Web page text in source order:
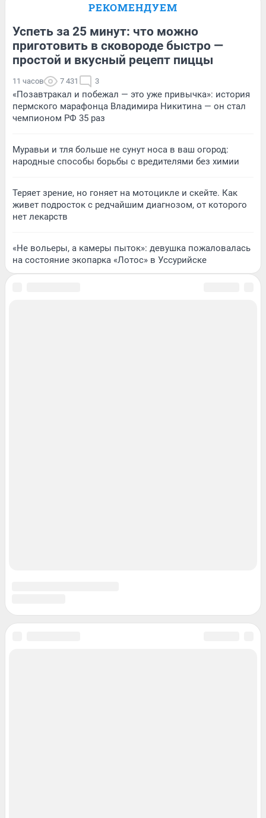
РЕКОМЕНДУЕМ
Успеть за 25 минут: что можно
приготовить в сковороде быстро —
простой и вкусный рецепт пиццы
11 часов 7 431 3
«Позавтракал и побежал — это уже привычка»: история
пермского марафонца Владимира Никитина — он стал
чемпионом РФ 35 раз
Муравьи и тля больше не сунут носа в ваш огород:
народные способы борьбы с вредителями без химии
Теряет зрение, но гоняет на мотоцикле и скейте. Как
живет подросток с редчайшим диагнозом, от которого
нет лекарств
«Не вольеры, а камеры пыток»: девушка пожаловалась
на состояние экопарка «Лотос» в Уссурийске